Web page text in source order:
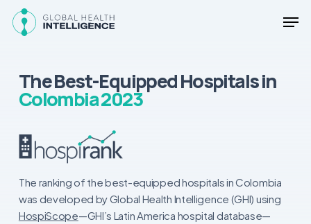
The Best-Equipped Hospitals in
Colombia 2023
The ranking of the best-equipped hospitals in Colombia
was developed by Global Health Intelligence (GHI) using
HospiScope—GHI’s Latin America hospital database—